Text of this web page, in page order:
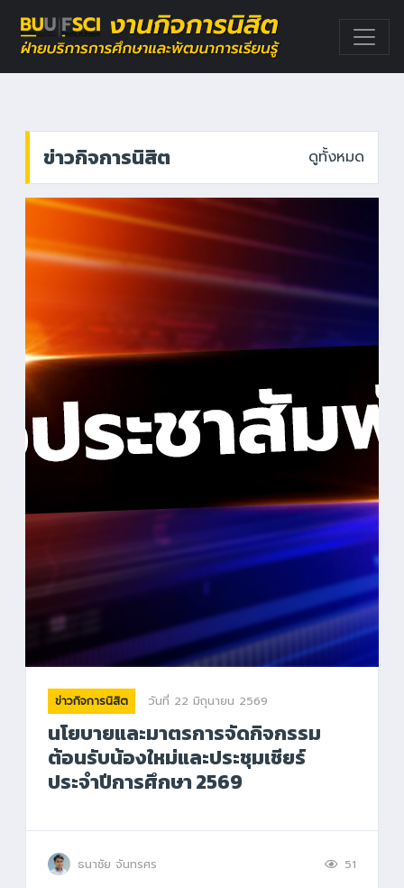
ข่าวกิจการนิสิต ดูทั้งหมด
ข่าวกิจการนิสิต วันที่ 22 มิถุนายน 2569
นโยบายและมาตรการจัดกิจกรรม
ต้อนรับน้องใหม่และประชุมเชียร์
ประจำปีการศึกษา 2569
ธนาชัย จันทรศร 51